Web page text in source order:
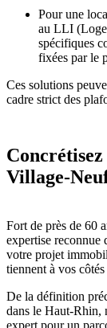
Pour une
au LLI
spécifiques
fixées par le
Ces solutions
cadre strict des
Village-
Fort de près de 60
expertise reconnue
votre projet
tiennent à vos
De la définition
dans le Haut-Rhin,
expert pour un